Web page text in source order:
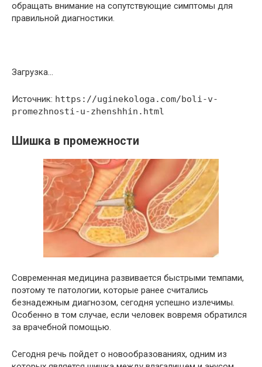
обращать внимание на сопутствующие симптомы для
правильной диагностики.
Загрузка…
Источник: https://uginekologa.com/boli-v-
promezhnosti-u-zhenshhin.html
Шишка в промежности
Современная медицина развивается быстрыми темпами,
поэтому те патологии, которые ранее считались
безнадежным диагнозом, сегодня успешно излечимы.
Особенно в том случае, если человек вовремя обратился
за врачебной помощью.
Сегодня речь пойдет о новообразованиях, одним из